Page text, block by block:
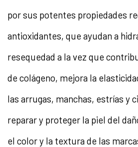
por sus potentes propiedades
antioxidantes, que ayudan a
resequedad a la vez que
de colágeno, mejora la
las arrugas, manchas, estrías y
reparar y proteger la piel del
el color y la textura de las